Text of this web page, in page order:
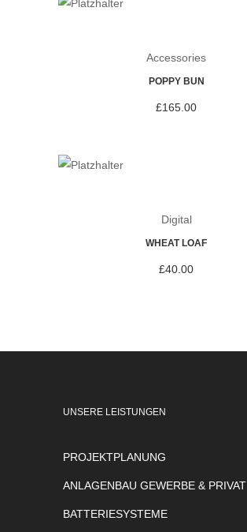
Accessories
POPPY BUN
£165.00
Digital
WHEAT LOAF
£40.00
UNSERE LEISTUNGEN
PROJEKTPLANUNG
ANLAGENBAU GEWERBE & PRIVAT
BATTERIESYSTEME